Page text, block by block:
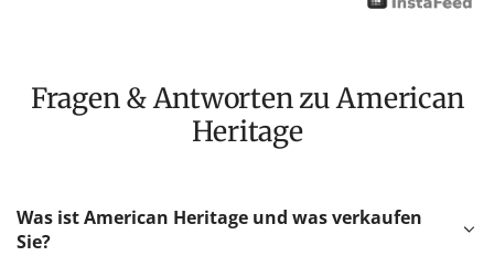
Fragen & Antworten zu American
Heritage
Was ist American Heritage und was verkaufen
Sie?